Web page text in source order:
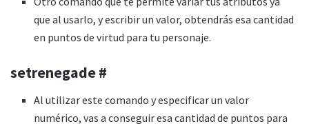
que al usarlo, y escribir un valor, obtendrás esa cantidad
en puntos de virtud para tu personaje.
setrenegade #
Al utilizar este comando y especificar un valor
numérico, vas a conseguir esa cantidad de puntos para